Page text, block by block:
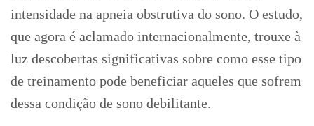
intensidade na apneia obstrutiva do sono. O estudo,
que agora é aclamado internacionalmente, trouxe à
luz descobertas significativas sobre como esse tipo
de treinamento pode beneficiar aqueles que sofrem
dessa condição de sono debilitante.